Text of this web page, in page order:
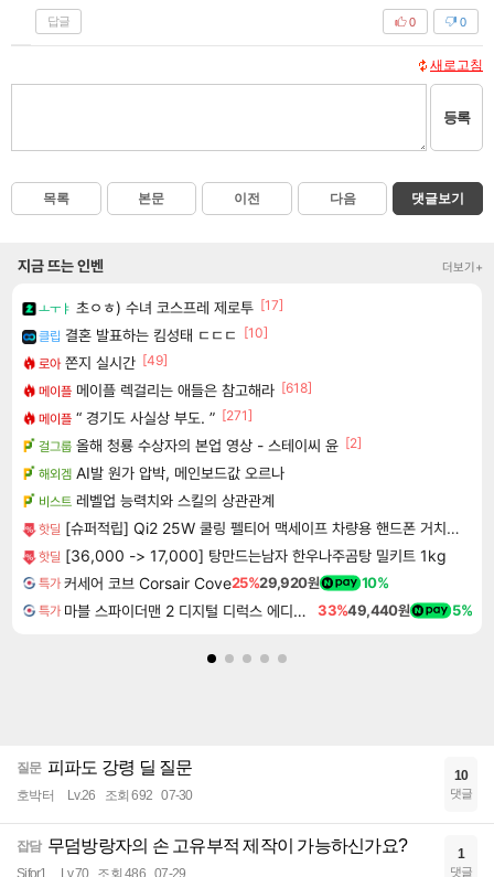
답글 0
0
새로고침
등록
목록 본문 이전 다음 댓글보기
지금 뜨는 인벤 더보기+
ㅗㅜㅑ 초ㅇㅎ) 수녀 코스프레 제로투 [17]
클립 결혼 발표하는 킴성태 ㄷㄷㄷ
[10]
로아 쫀지 실시간 [49]
메이플 메이플 렉걸리는 애들은 참고해라 [618]
메이플 “ 경기도 사실상 부도. ” [271]
걸그룹 올해 청룡 수상자의 본업 영상 - 스테이씨 윤 [2]
해외겜 AI발 원가 압박, 메인보드값 오르나
비스트 레벨업 능력치와 스킬의 상관관계
핫딜 [슈퍼적립] Qi2 25W 쿨링 펠티어 맥세이프 차량용 핸드폰 거치대 고속 무선 충전기 EV25MFAQ
핫딜 [36,000 -> 17,000] 탕만드는남자 한우나주곰탕 밀키트 1kg
특가 커세어 코브 Corsair Cove25%29,920원 10%
특가 마블 스파이더맨 2 디지털 디럭스 에디션 Marvel's Spider-Man 2 Digital Deluxe Edition 33%49,440원 5%
질문 피파도 강령 딜 질문
호박터 Lv.26 조회 692 07-30
10
댓글
잡담 무덤방랑자의 손 고유부적 제작이 가능하신가요? 1
댓글